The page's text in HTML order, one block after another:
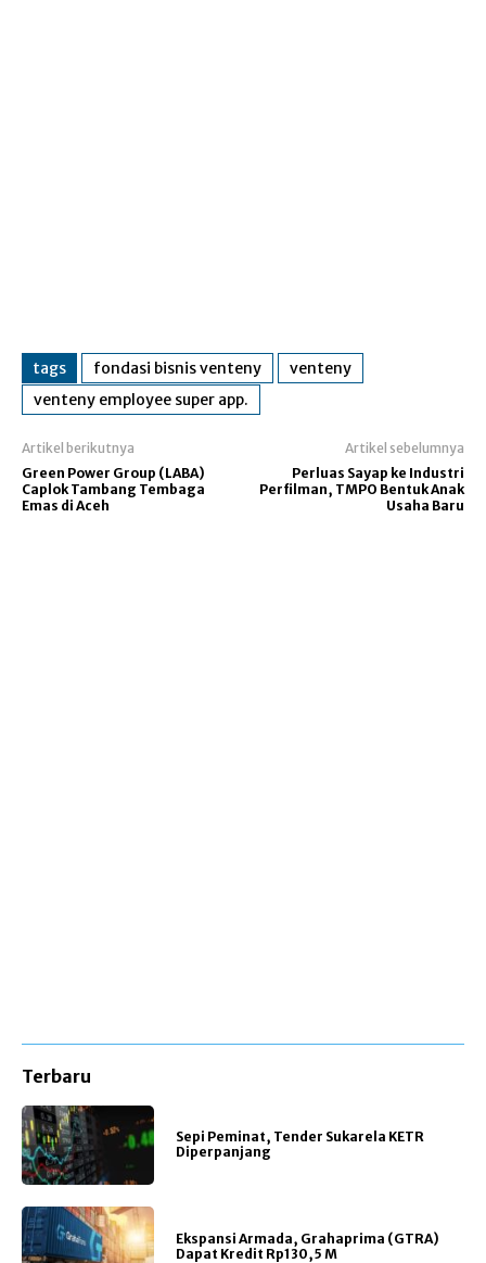
tags fondasi bisnis venteny
venteny
venteny employee super app.
Artikel berikutnya
Green Power Group (LABA)
Caplok Tambang Tembaga
Emas di Aceh
Artikel sebelumnya
Perluas Sayap ke Industri
Perfilman, TMPO Bentuk Anak
Usaha Baru
Terbaru
Sepi Peminat, Tender Sukarela KETR
Diperpanjang
Ekspansi Armada, Grahaprima (GTRA)
Dapat Kredit Rp130,5 M